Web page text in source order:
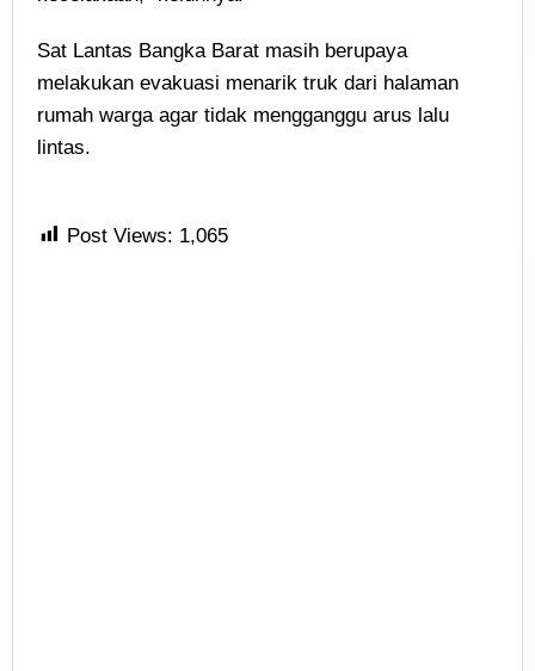
Sat Lantas Bangka Barat masih berupaya
melakukan evakuasi menarik truk dari halaman
rumah warga agar tidak mengganggu arus lalu
lintas.
Post Views: 1,065